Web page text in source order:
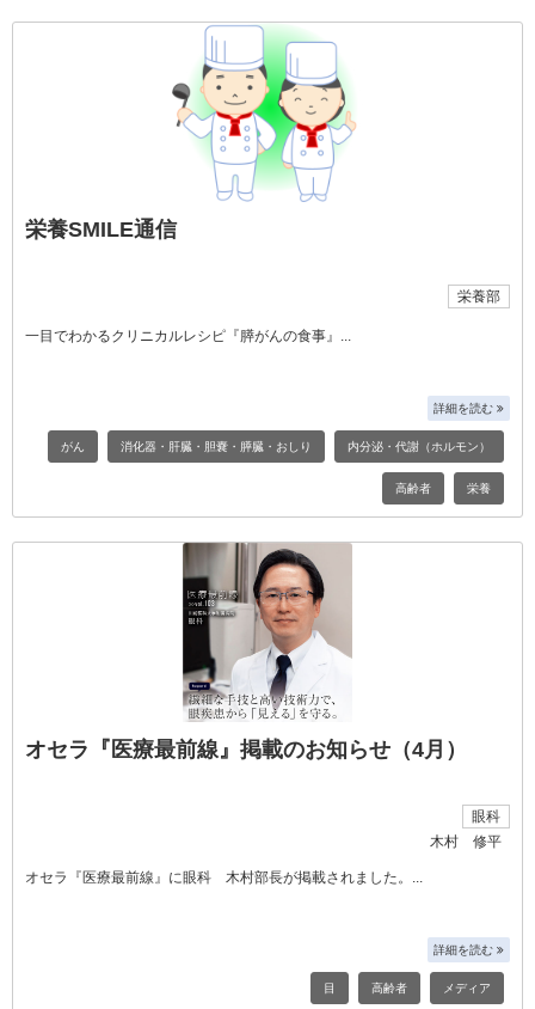
栄養SMILE通信
栄養部
一目でわかるクリニカルレシピ『膵がんの食事』
詳細を読む
がん 消化器・肝臓・胆嚢・膵臓・おしり 内分泌・代謝（ホルモン）
高齢者 栄養
オセラ『医療最前線』掲載のお知らせ（4月）
眼科
木村 修平
オセラ『医療最前線』に眼科 木村部長が掲載されました。
詳細を読む
目 高齢者 メディア